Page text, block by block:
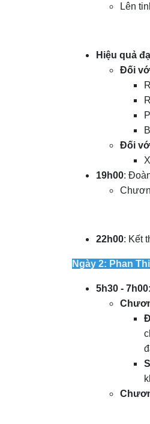
Lên
Hiệu quả
Đối
Đối
19h00:
22h00: Kết
Ngày 2: Phan
5h30 - 7h00